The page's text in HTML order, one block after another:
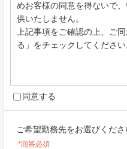
めお客様の同意を得ないで
供いたしません。
上記事項をご確認の上、ご
る」をチェックしてください
同意する
ご希望勤務先をお選びくださ
*回答必須